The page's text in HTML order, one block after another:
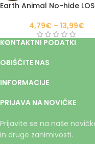
Earth Animal No-hide
4,79€ – 13,99€
KONTAKTNI PODATKI
OBIŠČITE NAS
INFORMACIJE
PRIJAVA NA NOVIČKE
Prijavite se na naše
in druge zanimivosti.